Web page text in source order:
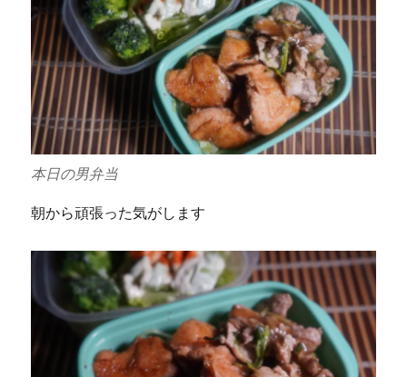
本日の男弁当
朝から頑張った気がします